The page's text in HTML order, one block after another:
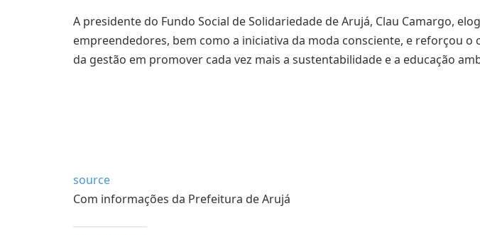
A presidente do Fundo Social de Solidariedade de Arujá, Clau Camargo,
empreendedores, bem como a iniciativa da moda consciente, e reforçou
da gestão em promover cada vez mais a sustentabilidade e a educação
source
Com informações da Prefeitura de Arujá